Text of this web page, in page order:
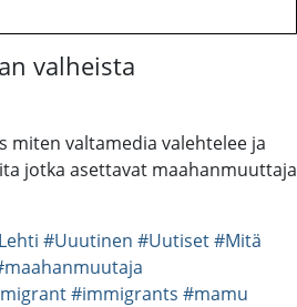
valheista
valtamedia valehtelee ja
jotka asettavat maahanmuuttaja
#Uuutinen #Uutiset#Mitä
#immigrants #mamu